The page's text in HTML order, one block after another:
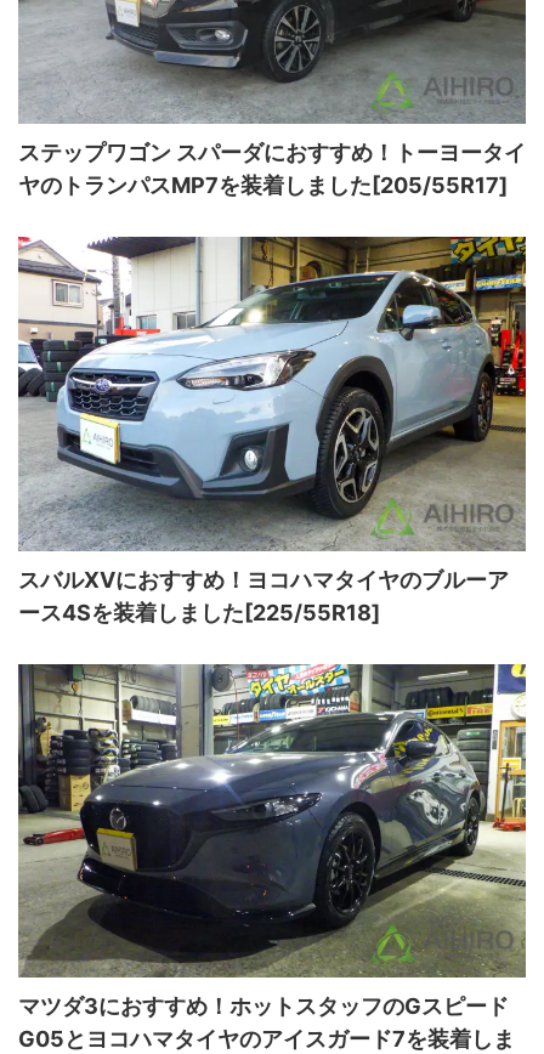
ステップワゴン スパーダにおすすめ！トーヨータイ
ヤのトランパスMP7を装着しました[205/55R17]
スバルXVにおすすめ！ヨコハマタイヤのブルーア
ース4Sを装着しました[225/55R18]
マツダ3におすすめ！ホットスタッフのGスピード
G05とヨコハマタイヤのアイスガード7を装着しま